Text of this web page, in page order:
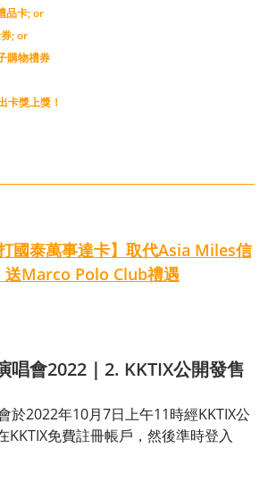
品卡; or
; or
購物禮券
卡獎上獎！
打國泰萬事達卡】取代Asia Miles信
送Marco Polo Club禮遇
會2022｜2. KKTIX公開發售
於2022年10月7日上午11時經KKTIX公
KKTIX免費註冊帳戶，然後準時登入